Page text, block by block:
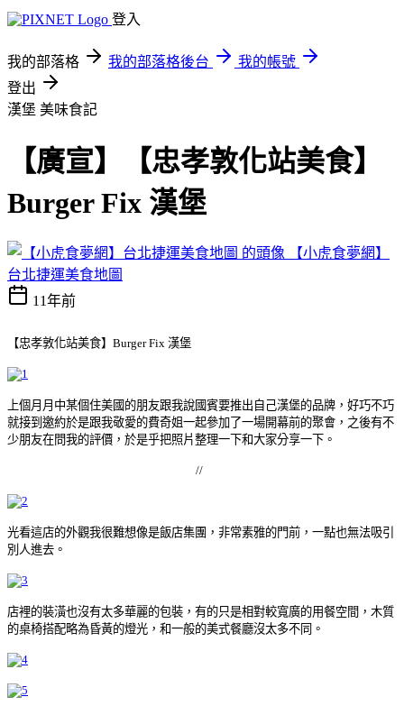
登入
我的部落格 我的部落格後台
我的帳號
登出
漢堡 美味食記
【廣宣】【忠孝敦化站美食】
Burger Fix 漢堡
【小虎食夢網】
台北捷運美食地圖
11年前
【忠孝敦化站美食】Burger Fix 漢堡
上個月月中某個住美國的朋友跟我說國賓要推出自己漢堡的品牌，好巧不巧
就接到邀約於是跟我敬愛的費奇姐一起參加了一場開幕前的聚會，之後有不
少朋友在問我的評價，於是乎把照片整理一下和大家分享一下。
//
光看這店的外觀我很難想像是飯店集團，非常素雅的門前，一點也無法吸引
別人進去。
店裡的裝潢也沒有太多華麗的包裝，有的只是相對較寬廣的用餐空間，木質
的桌椅搭配略為昏黃的燈光，和一般的美式餐廳沒太多不同。